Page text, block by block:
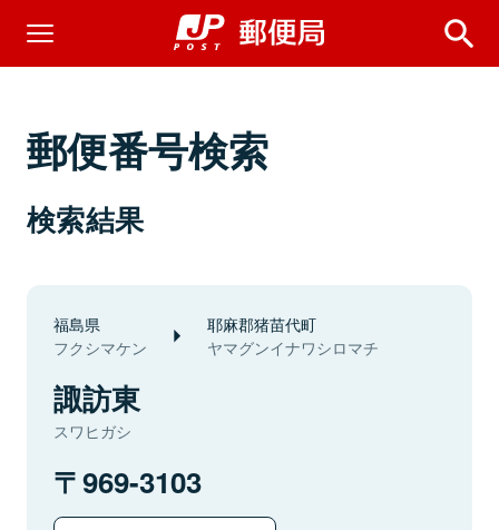
郵便番号検索
検索結果
福島県
フクシマケン
耶麻郡猪苗代町
ヤマグンイナワシロマチ
諏訪東
スワヒガシ
969-3103